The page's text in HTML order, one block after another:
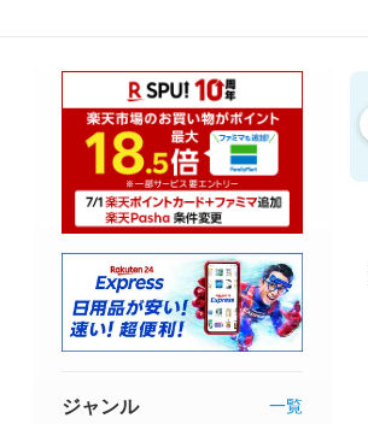
ジャンル 一覧